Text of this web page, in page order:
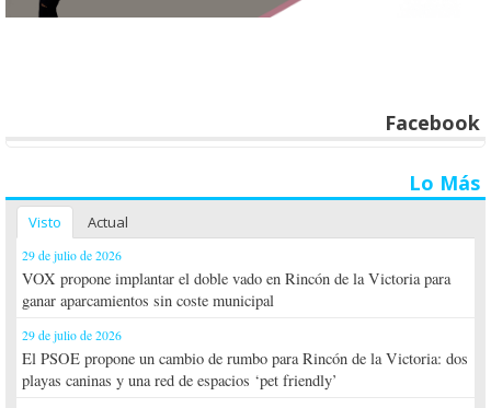
Facebook
Lo Más
Visto Actual
29 de julio de 2026
VOX propone implantar el doble vado en Rincón de la Victoria para
ganar aparcamientos sin coste municipal
29 de julio de 2026
El PSOE propone un cambio de rumbo para Rincón de la Victoria: dos
playas caninas y una red de espacios ‘pet friendly’